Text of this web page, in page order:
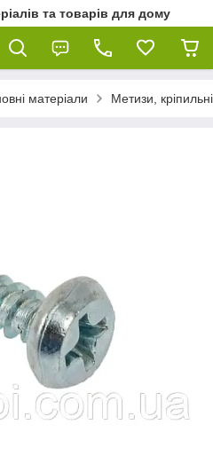
та товарів для дому
матеріали Метизи,